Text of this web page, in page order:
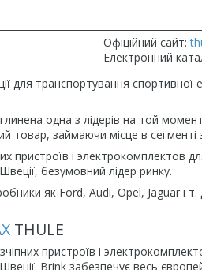
Офіційний сайт:
Електронний
для транспортування спортивної
одна з лідерів на той
товар, займаючи місце в сегменті
і электрокомплектов
безумовний лідер ринку.
як Ford, Audi, Opel, Jaguar і
THULE
пристроїв і
Brink забезпечує весь